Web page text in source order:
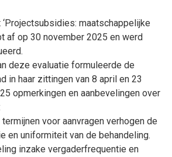
maatschappelijke
af op 30 november 2025 en werd
deze evaluatie formuleerde de
in haar zittingen van 8 april en 23
opmerkingen en aanbevelingen over
voor aanvragen verhogen de
en uniformiteit van de behandeling.
inzake vergaderfrequentie en